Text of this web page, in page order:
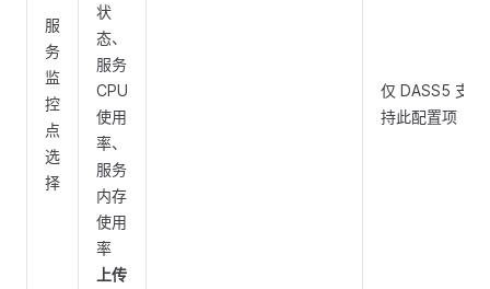
服
务
监
控
点
选
择
状
态、
服务
CPU
使用
率、
服务
内存
使用
率
上传
仅 DASS5 支
持此配置项